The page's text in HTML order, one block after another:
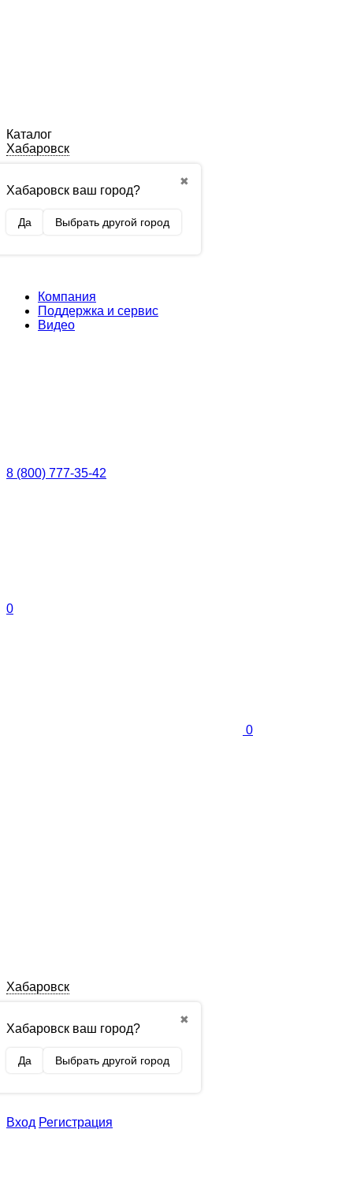
Каталог
Хабаровск
✖
Хабаровск ваш город?
Да Выбрать другой город
Компания
Поддержка и сервис
Видео
8 (800) 777-35-42
0
0
Хабаровск
✖
Хабаровск ваш город?
Да Выбрать другой город
Вход Регистрация